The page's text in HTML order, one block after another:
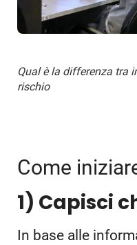
Qual è la differenza tra
rischio
Come
1) Capisci
In base alle